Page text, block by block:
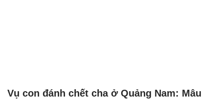
Vụ con đánh chết cha ở Quảng Nam: Mâu